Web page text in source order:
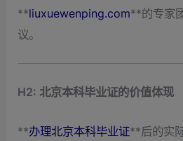
**liuxuewenping.com**的专家
议。
H2: 北京本科毕业证的价值体现
**办理北京本科毕业证**后的实